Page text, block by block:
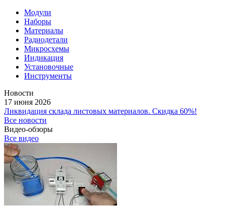
Модули
Наборы
Материалы
Радиодетали
Микросхемы
Индикация
Установочные
Инструменты
Новости
17 июня 2026
Ликвидация склада листовых материалов. Скидка 60%!
Все новости
Видео-обзоры
Все видео